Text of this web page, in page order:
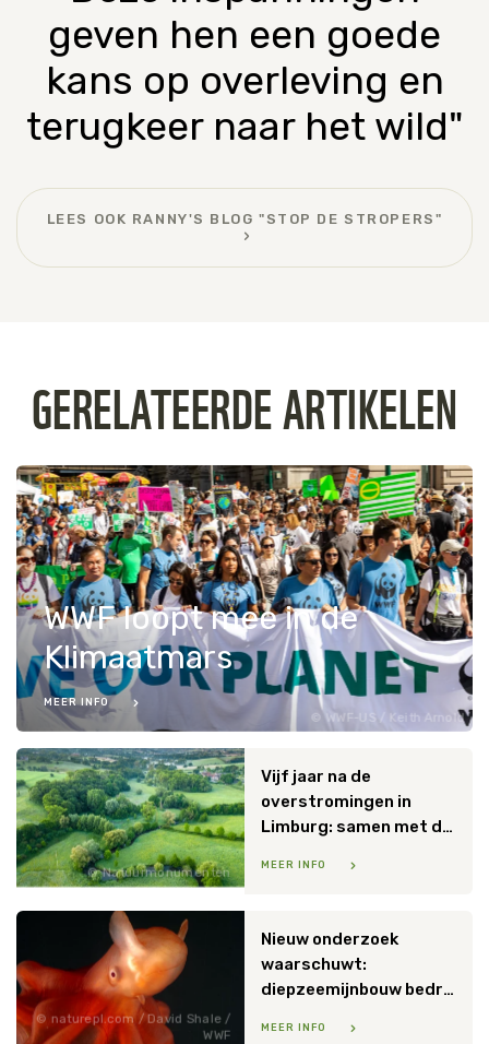
geven hen een goede
kans op overleving en
terugkeer naar het wild"
LEES OOK RANNY'S BLOG "STOP DE STROPERS"
GERELATEERDE ARTIKELEN
WWF-US / Keith Arnold
WWF loopt mee in de
Klimaatmars
MEER INFO
Natuurmonumenten
Vijf jaar na de
overstromingen in
Limburg: samen met de natuur werken aan bescherming tegen extreem weer
MEER INFO
naturepl.com / David Shale /
WWF
Nieuw onderzoek
waarschuwt:
diepzeemijnbouw bedreigt diepzeeleven en brengt wereldwijde veiligheid in gevaar
MEER INFO